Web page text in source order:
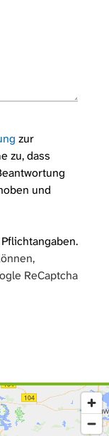
zur
zu, dass
und
ReCaptcha